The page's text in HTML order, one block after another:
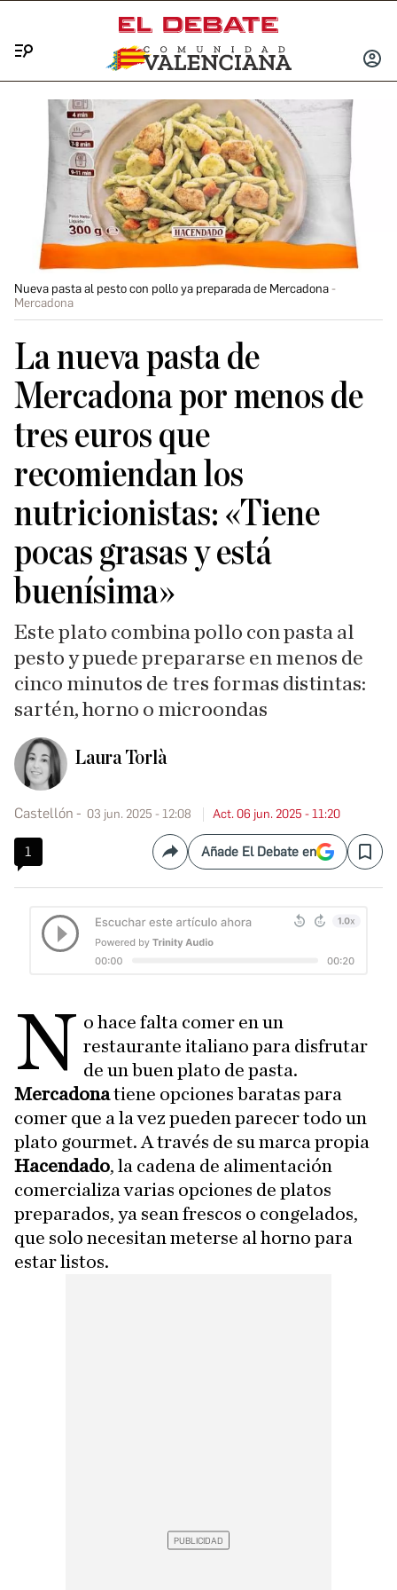
INICIAR
Nueva pasta al pesto con pollo ya preparada de Mercadona
Mercadona
La nueva pasta de
Mercadona por menos de
tres euros que
recomiendan los
nutricionistas: «Tiene
pocas grasas y está
buenísima»
Este plato combina pollo con pasta al
pesto y puede prepararse en menos de
cinco minutos de tres formas distintas:
sartén, horno o microondas
Laura Torlà
Castellón 03 jun. 2025 - 12:08 Act. 06 jun. 2025 - 11:20
1 CompartirAñade El Debate en Save
N o hace falta comer en un
restaurante italiano para disfrutar
de un buen plato de pasta.
Mercadonatiene opciones baratas para
comer que a la vez pueden parecer todo un
plato gourmet. A través de su marca propia
Hacendado, la cadena de alimentación
comercializa varias opciones de platos
preparados, ya sean frescos o congelados,
que solo necesitan meterse al horno para
estar listos.